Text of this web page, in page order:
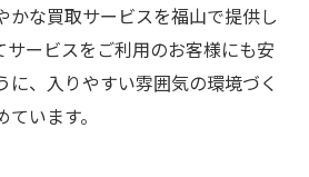
かな買取サービスを福山で提供し
サービスをご利用のお客様にも安
に、入りやすい雰囲気の環境づく
います。